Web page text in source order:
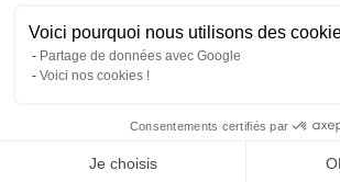
Voici pourquoi nous utilisons des
Partage de données avec Google
Voici nos cookies !
Consentements certifiés par
Je choisis
05 46 31 15 25
Site réalisé par Le Roi Du Fer - Tous